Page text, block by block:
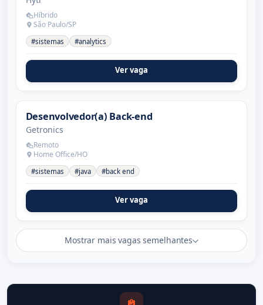
Híbrido
São Paulo/SP
#sistemas #analytics
Ver vaga
Desenvolvedor(a) Back-end
Getronics
Remoto
Home Office/HO
#sistemas #java #back end
Ver vaga
Mostrar mais vagas semelhantes